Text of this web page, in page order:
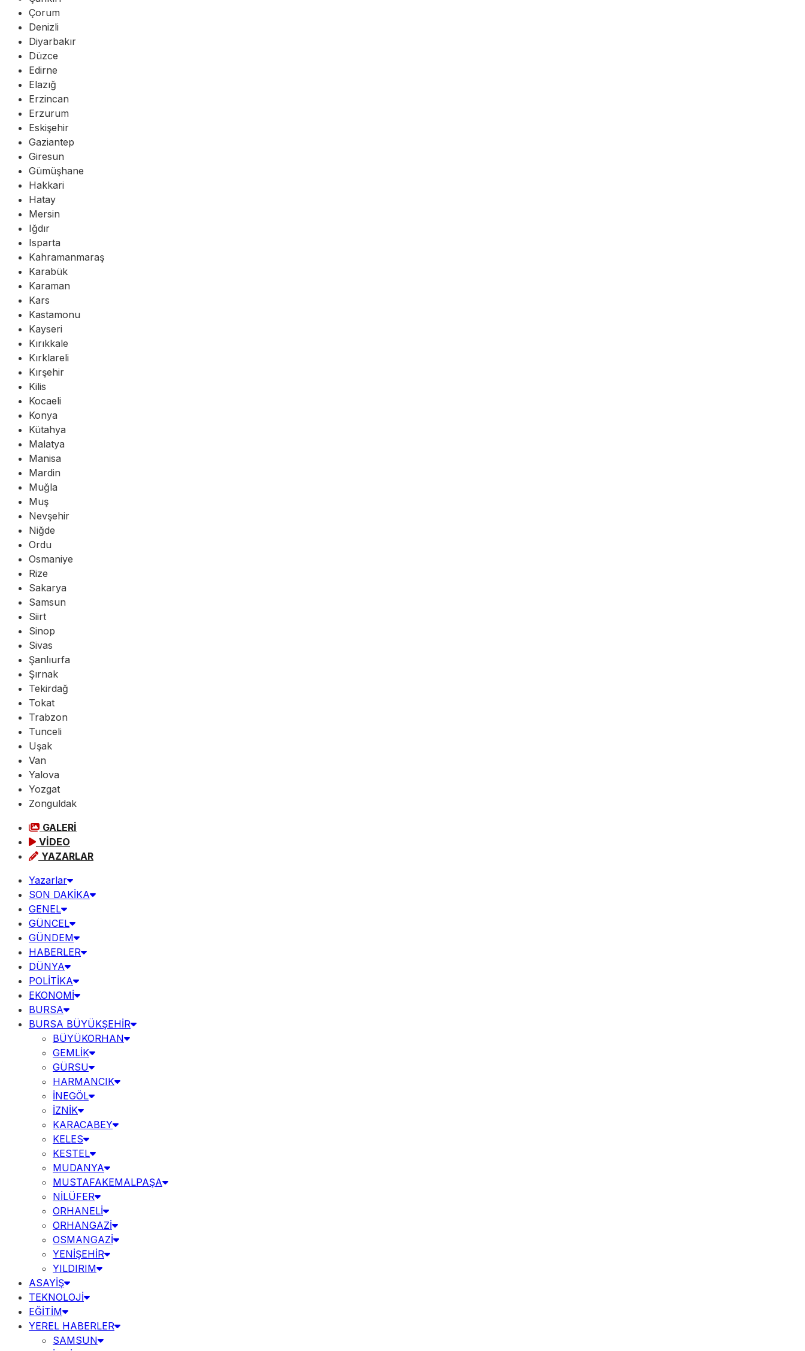
Çorum
Denizli
Diyarbakır
Düzce
Edirne
Elazığ
Erzincan
Erzurum
Eskişehir
Gaziantep
Giresun
Gümüşhane
Hakkari
Hatay
Mersin
Iğdır
Isparta
Kahramanmaraş
Karabük
Karaman
Kars
Kastamonu
Kayseri
Kırıkkale
Kırklareli
Kırşehir
Kilis
Kocaeli
Konya
Kütahya
Malatya
Manisa
Mardin
Muğla
Muş
Nevşehir
Niğde
Ordu
Osmaniye
Rize
Sakarya
Samsun
Siirt
Sinop
Sivas
Şanlıurfa
Şırnak
Tekirdağ
Tokat
Trabzon
Tunceli
Uşak
Van
Yalova
Yozgat
Zonguldak
GALERİ
VİDEO
YAZARLAR
Yazarlar
SON DAKİKA
GENEL
GÜNCEL
GÜNDEM
HABERLER
DÜNYA
POLİTİKA
EKONOMİ
BURSA
BURSA BÜYÜKŞEHİR
BÜYÜKORHAN
GEMLİK
GÜRSU
HARMANCIK
İNEGÖL
İZNİK
KARACABEY
KELES
KESTEL
MUDANYA
MUSTAFAKEMALPAŞA
NİLÜFER
ORHANELİ
ORHANGAZİ
OSMANGAZİ
YENİŞEHİR
YILDIRIM
ASAYİŞ
TEKNOLOJİ
EĞİTİM
YEREL HABERLER
SAMSUN